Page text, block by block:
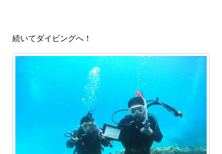
続いてダイビングへ！